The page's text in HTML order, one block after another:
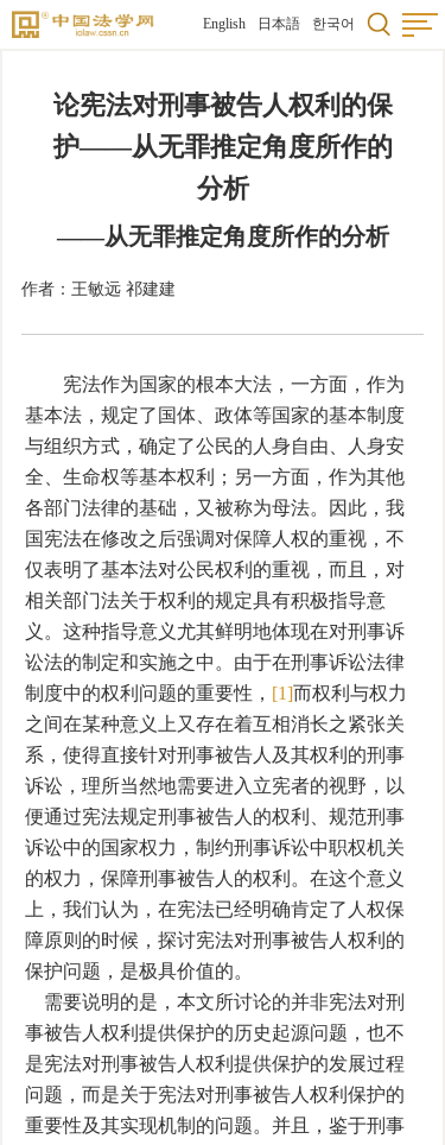
English 日本語 한국어
论宪法对刑事被告人权利的保
护——从无罪推定角度所作的
分析
——从无罪推定角度所作的分析
作者：王敏远 祁建建
宪法作为国家的根本大法，一方面，作为
基本法，规定了国体、政体等国家的基本制度
与组织方式，确定了公民的人身自由、人身安
全、生命权等基本权利；另一方面，作为其他
各部门法律的基础，又被称为母法。因此，我
国宪法在修改之后强调对保障人权的重视，不
仅表明了基本法对公民权利的重视，而且，对
相关部门法关于权利的规定具有积极指导意
义。这种指导意义尤其鲜明地体现在对刑事诉
讼法的制定和实施之中。由于在刑事诉讼法律
制度中的权利问题的重要性， [1]而权利与权力
之间在某种意义上又存在着互相消长之紧张关
系，使得直接针对刑事被告人及其权利的刑事
诉讼，理所当然地需要进入立宪者的视野，以
便通过宪法规定刑事被告人的权利、规范刑事
诉讼中的国家权力，制约刑事诉讼中职权机关
的权力，保障刑事被告人的权利。在这个意义
上，我们认为，在宪法已经明确肯定了人权保
障原则的时候，探讨宪法对刑事被告人权利的
保护问题，是极具价值的。
需要说明的是，本文所讨论的并非宪法对刑
事被告人权利提供保护的历史起源问题，也不
是宪法对刑事被告人权利提供保护的发展过程
问题，而是关于宪法对刑事被告人权利保护的
重要性及其实现机制的问题。并且，鉴于刑事